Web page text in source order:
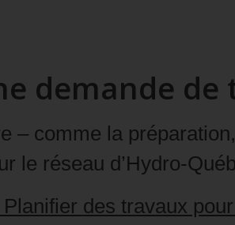
demande de
– comme la
le réseau
Planifier des travaux